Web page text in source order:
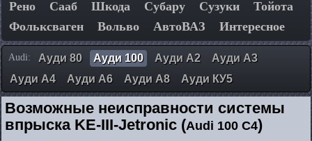
Рено
Сааб Шкода Субару Сузуки
Тойота
Фольксваген
Вольво АвтоВАЗ Интересное
Audi: Ауди 80 Ауди 100 Ауди А2
Ауди А3
Ауди А4
Ауди А6 Ауди А8 Ауди КУ5
Возможные неисправности системы
впрыска KE-III-Jetronic (Audi 100 C4)